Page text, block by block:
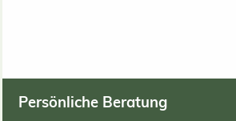
Persönliche Beratung